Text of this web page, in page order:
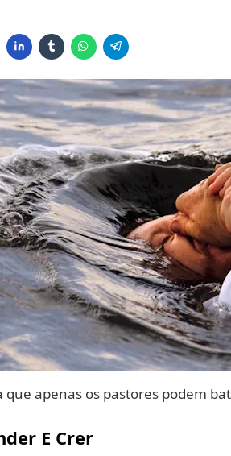
que apenas os pastores podem
E Crer